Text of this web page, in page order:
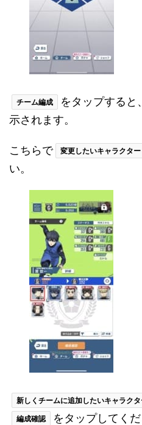
チーム編成
をタップすると
示されます。
こちらで 変更したいキャラクター
い。
新しくチームに追加したいキャラク
編成確認 をタップしてくだ